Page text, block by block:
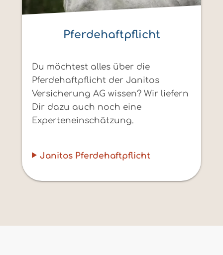
Pferdehaftpflicht
Du möchtest alles über die
Pferdehaftpflicht der Janitos
Versicherung AG wissen? Wir liefern
Dir dazu auch noch eine
Experteneinschätzung.
Janitos Pferdehaftpflicht